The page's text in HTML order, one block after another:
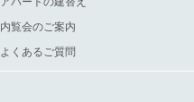
内覧会のご案内
よくあるご質問